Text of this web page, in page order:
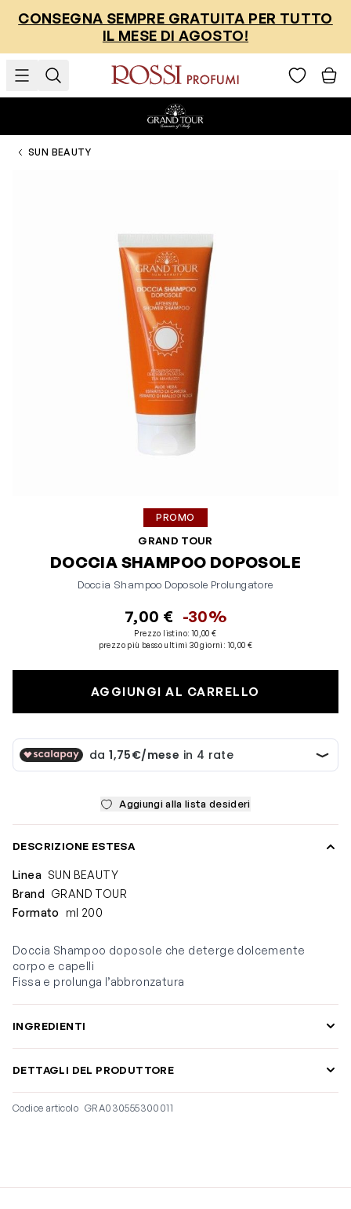
CONSEGNA SEMPRE GRATUITA PER TUTTO
IL MESE DI AGOSTO!
SUN BEAUTY
PROMO
GRAND TOUR
DOCCIA SHAMPOO DOPOSOLE
Doccia Shampoo Doposole Prolungatore
7,00 € -30%
Prezzo listino:10,00 €
prezzo più basso ultimi 30 giorni :10,00 €
AGGIUNGI AL CARRELLO
Aggiungi alla lista desideri
DESCRIZIONE ESTESA
Linea SUN BEAUTY
Brand GRAND TOUR
Formato
ml 200
Doccia Shampoo doposole che deterge dolcemente
corpo e capelli
Fissa e prolunga l’abbronzatura
INGREDIENTI
DETTAGLI DEL PRODUTTORE
Codice articolo GRA030555300011